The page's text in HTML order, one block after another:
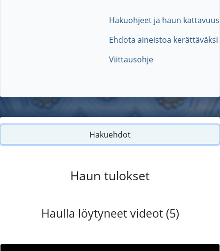
Hakuohjeet ja haun kattavuus
Ehdota aineistoa kerättäväksi
Viittausohje
Hakuehdot
Haun tulokset
Haulla löytyneet videot (5)